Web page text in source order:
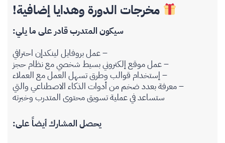
مخرجات الدورة وهدايا إضافية!
سيكون المتدرب قادر على ما يلي:
– عمل بروفايل لينكدإن احترافي
– عمل موقع إلكتروني بسيط شخصي مع نظام حجز
– إستخدام قوالب وطرق تسهل العمل مع العملاء
– معرفة بعدد ضخم من أدوات الذكاء الاصطناعي والتي
ستساعد في عملية تسويق محتوى المتدرب وخبرته
يحصل المشارك أيضاً على: